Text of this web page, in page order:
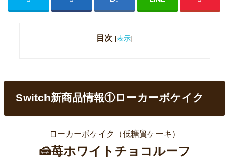
目次 [表示]
Switch新商品情報①ローカーボケイク
ローカーボケイク（低糖質ケーキ）
🍰苺ホワイトチョコルーフ